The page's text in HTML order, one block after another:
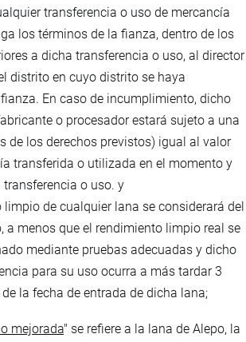
transferencia o uso de mercancía
los términos de la fianza, dentro de los
a dicha transferencia o uso, al director
distrito en cuyo distrito se haya
En caso de incumplimiento, dicho
o procesador estará sujeto a una
de los derechos previstos) igual al valor
transferida o utilizada en el momento y
transferencia o uso. y
limpio de cualquier lana se considerará del
a menos que el rendimiento limpio real se
mediante pruebas adecuadas y dicho
para su uso ocurra a más tardar 3
la fecha de entrada de dicha lana;
mejorada" se refiere a la lana de Alepo, la